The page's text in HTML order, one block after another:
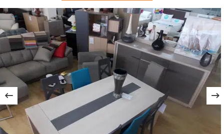
Previous